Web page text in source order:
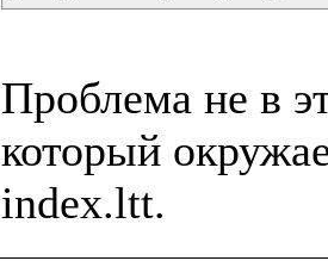
Проблема не в
который